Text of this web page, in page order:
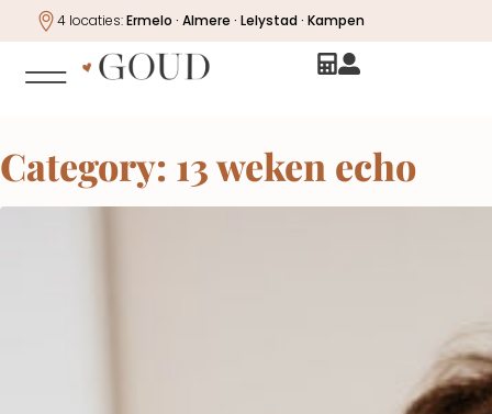
4 locaties:Ermelo · Almere · Lelystad · Kampen
Category: 13 weken echo